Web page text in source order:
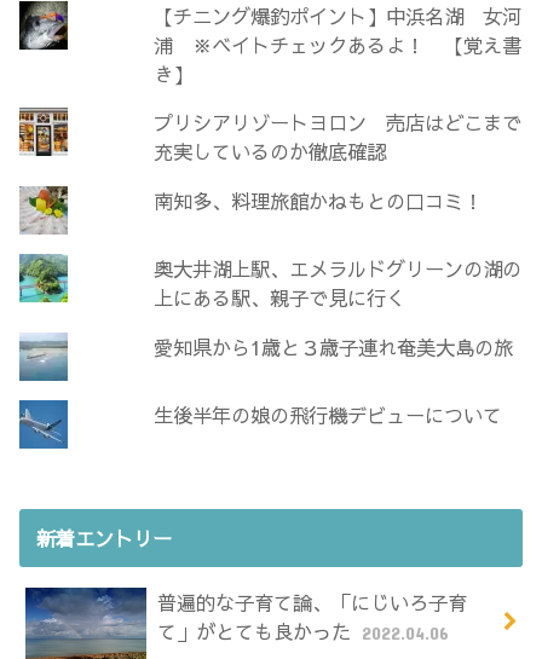
【チニング爆釣ポイント】中浜名湖 女河
浦 ※ベイトチェックあるよ！ 【覚え書
き】
プリシアリゾートヨロン 売店はどこまで
充実しているのか徹底確認
南知多、料理旅館かねもとの口コミ！
奥大井湖上駅、エメラルドグリーンの湖の
上にある駅、親子で見に行く
愛知県から1歳と３歳子連れ奄美大島の旅
生後半年の娘の飛行機デビューについて
新着エントリー
普遍的な子育て論、「にじいろ子育
て」がとても良かった
2022.04.06